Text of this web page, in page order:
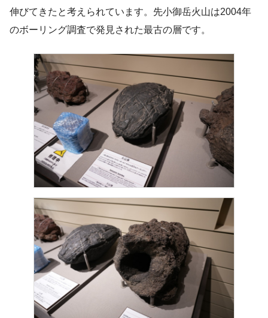
伸びてきたと考えられています。先小御岳火山は2004年
のボーリング調査で発見された最古の層です。